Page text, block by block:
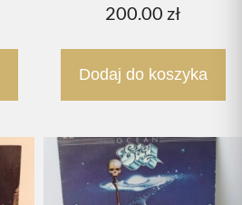
200.00 zł
Dodaj do koszyka